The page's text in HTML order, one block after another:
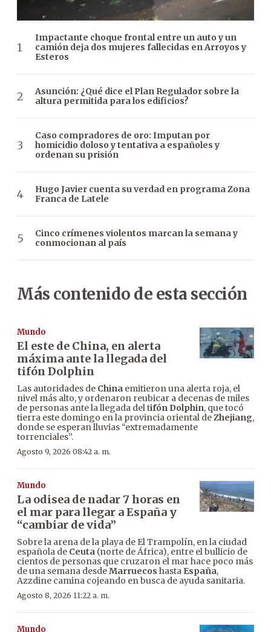
Impactante choque frontal entre un auto y un
camión deja dos mujeres fallecidas en Arroyos y
Esteros
Asunción: ¿Qué dice el Plan Regulador sobre la
altura permitida para los edificios?
Caso compradores de oro: Imputan por
homicidio doloso y tentativa a españoles y
ordenan su prisión
Hugo Javier cuenta su verdad en programa Zona
Franca de Latele
Cinco crímenes violentos marcan la semana y
conmocionan al país
Más contenido de esta sección
Mundo
El este de China, en alerta
máxima ante la llegada del
tifón Dolphin
Las autoridades de China emitieron una alerta roja, el
nivel más alto, y ordenaron reubicar a decenas de miles
de personas ante la llegada del tifón Dolphin, que tocó
tierra este domingo en la provincia oriental deZhejiang,
donde se esperan lluvias “extremadamente
torrenciales”.
Agosto 9, 2026 08:42 a. m.
Mundo
La odisea de nadar 7 horas en
el mar para llegar a España y
“cambiar de vida”
Sobre la arena de la playa de El Trampolín, en la ciudad
española de Ceuta (norte de África), entre el bullicio de
cientos de personas que cruzaron el mar hace poco más
de una semana desdeMarruecos hasta España,
Azzdine camina cojeando en busca de ayuda sanitaria.
Agosto 8, 2026 11:22 a. m.
Mundo